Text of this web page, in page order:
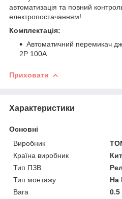
автоматизація та повний
електропостачанням!
Комплектація:
Автоматичний перемикач
2P 100А
Приховати
Характеристики
Основні
Виробник
Країна виробник
Тип ПЗВ
Тип монтажу
На
Вага
0.5